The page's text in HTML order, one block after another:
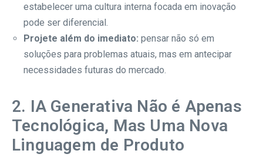
estabelecer uma cultura interna focada em inovação
pode ser diferencial.
Projete além do imediato: pensar não só em
soluções para problemas atuais, mas em antecipar
necessidades futuras do mercado.
2. IA Generativa Não é Apenas
Tecnológica, Mas Uma Nova
Linguagem de Produto